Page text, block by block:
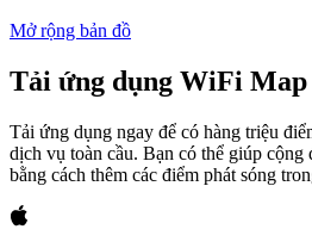
Mở rộng bản đồ
Tải ứng dụng WiFi Map
Tải ứng dụng ngay để có hàng triệu
dịch vụ toàn cầu. Bạn có thể giúp
bằng cách thêm các điểm phát sóng